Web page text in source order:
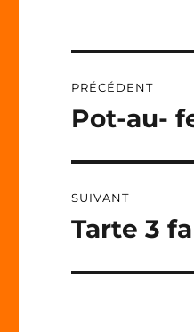
N
T
I
V
:
de
PRÉCÉDENT
Publication
Pot-au-
SUIVANT
Publication
Tarte 3